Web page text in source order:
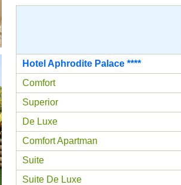
Hotel Aphrodite Palace ****
Comfort
Superior
De Luxe
Comfort Apartman
Suite
Suite De Luxe